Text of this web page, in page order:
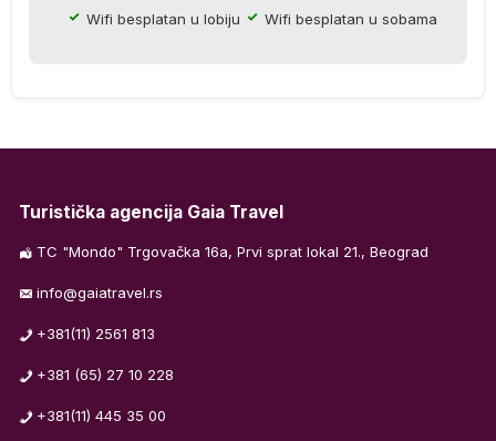
Wifi besplatan u lobiju
Wifi besplatan u sobama
Turistička agencija Gaia Travel
TC "Mondo" Trgovačka 16a, Prvi sprat lokal 21., Beograd
info@gaiatravel.rs
+381(11) 2561 813
+381 (65) 27 10 228
+381(11) 445 35 00